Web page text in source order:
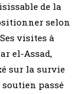
de la
selon
visites à
el-Assad,
sur la survie
soutien passé